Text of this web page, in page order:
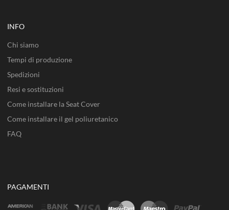
INFO
Chi siamo
Tempi di produzione
Spedizioni
Resi e sostituzioni
Come installare la Seat Cover
Come installare il gel poliuretanico
FAQ
PAGAMENTI